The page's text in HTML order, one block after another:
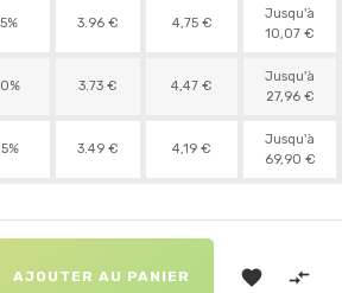
3.96 € 4,75 €
Jusqu'à
10,07 €
3.73 € 4,47 €
Jusqu'à
27,96 €
3.49 € 4,19 €
Jusqu'à
69,90 €
AJOUTER AU PANIER  